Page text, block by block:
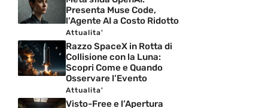
Presenta Muse Code,
l’Agente AI a Costo Ridotto
Attualita'
Razzo SpaceX in Rotta di
Collisione con la Luna:
Scopri Come e Quando
Osservare l’Evento
Attualita'
Visto-Free e l’Apertura